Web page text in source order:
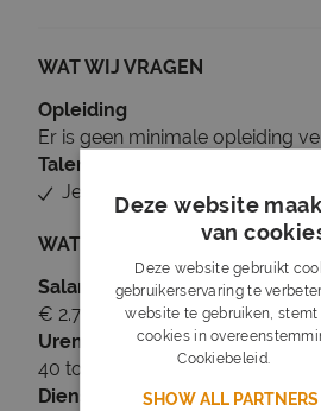
WAT WIJ VRAGEN
Opleiding
Er is geen minimale opleiding
Talen
Je beheerst Nederlands
WAT WIJ BIEDEN
Salaris
€ 2.700 tot € 3.500
Uren
40 tot 40 uur per week
Dienstverband
Deze website
van
Deze website gebruikt
gebruikerservaring te
website te gebruiken,
cookies in
Cookiebeleid.
SHOW ALL PARTNERS